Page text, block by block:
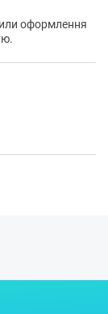
оформлення